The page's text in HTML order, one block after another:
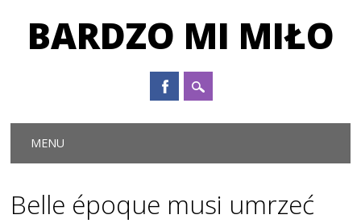
BARDZO MI MIŁO
Main menu
MENU
Belle époque musi umrzeć